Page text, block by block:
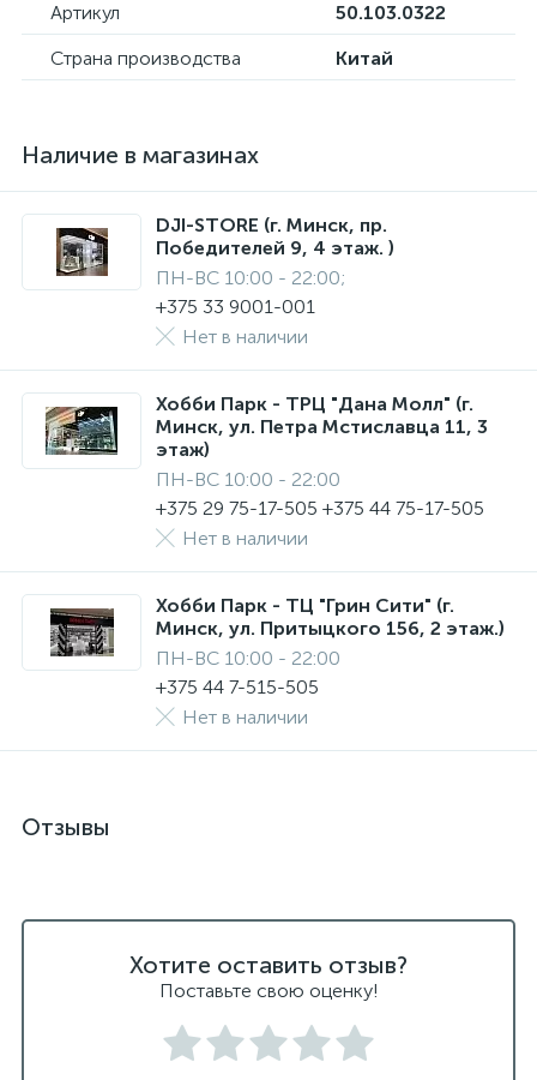
Артикул
50.103.0322
Страна производства
Китай
Наличие в магазинах
DJI-STORE (г. Минск, пр.
Победителей 9, 4 этаж. )
ПН-ВС 10:00 - 22:00;
+375 33 9001-001
Нет в наличии
Хобби Парк - ТРЦ "Дана Молл" (г.
Минск, ул. Петра Мстиславца 11, 3
этаж)
ПН-ВС 10:00 - 22:00
+375 29 75-17-505 +375 44 75-17-505
Нет в наличии
Хобби Парк - ТЦ "Грин Сити" (г.
Минск, ул. Притыцкого 156, 2 этаж.)
ПН-ВС 10:00 - 22:00
+375 44 7-515-505
Нет в наличии
Отзывы
Хотите оставить отзыв?
Поставьте свою оценку!